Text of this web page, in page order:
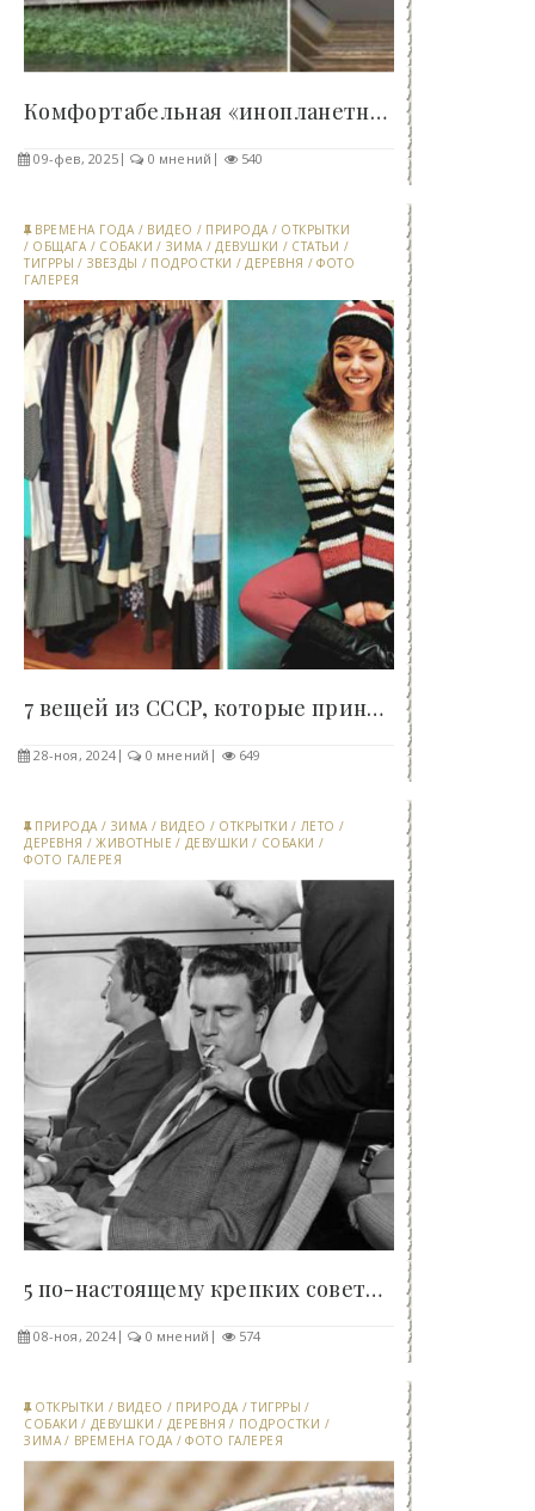
Комфортабельная «инопланетная» капсула, которая..
09-фев, 2025 0 мнений 540
ВРЕМЕНА ГОДА / ВИДЕО / ПРИРОДА / ОТКРЫТКИ
/ ОБЩАГА / СОБАКИ / ЗИМА / ДЕВУШКИ / СТАТЬИ /
ТИГРРЫ / ЗВЕЗДЫ / ПОДРОСТКИ / ДЕРЕВНЯ /ФОТО
ГАЛЕРЕЯ
7 вещей из СССР, которые приносили страдания..
28-ноя, 2024 0 мнений 649
ПРИРОДА / ЗИМА / ВИДЕО / ОТКРЫТКИ / ЛЕТО /
ДЕРЕВНЯ /ЖИВОТНЫЕ / ДЕВУШКИ / СОБАКИ /
ФОТО ГАЛЕРЕЯ
5 по-настоящему крепких советских сигарет,..
08-ноя, 2024 0 мнений 574
ОТКРЫТКИ / ВИДЕО / ПРИРОДА /ТИГРРЫ /
СОБАКИ / ДЕВУШКИ / ДЕРЕВНЯ / ПОДРОСТКИ /
ЗИМА / ВРЕМЕНА ГОДА /ФОТО ГАЛЕРЕЯ